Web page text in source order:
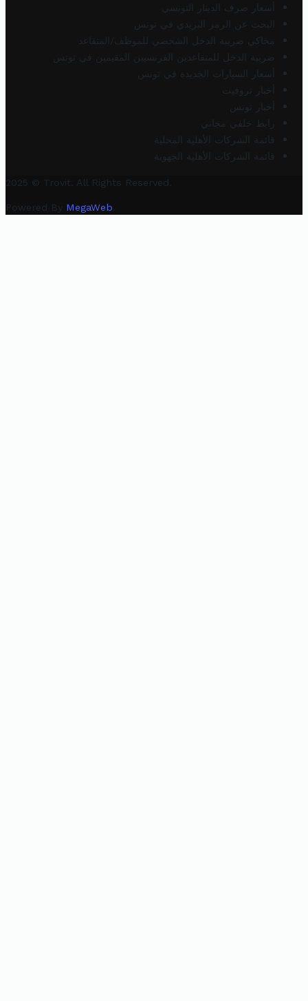
أسعار صرف الدينار التونسي
البحث عن الرمز البريدي في تونس
محاكي ضريبة الدخل الشخصي للموظف/المتقاعد
ضريبة الدخل للمتقاعدين الفرنسيين المقيمين في تونس
أسعار السيارات الجديدة في تونس
أخبار تروفيت
أخبار تونس
رابط خلفي مجاني
قائمة الشركات الأهلية المحلية
قائمة الشركات الأهلية الجهوية
2025 © Trovit. All Rights Reserved.
Powered By MegaWeb